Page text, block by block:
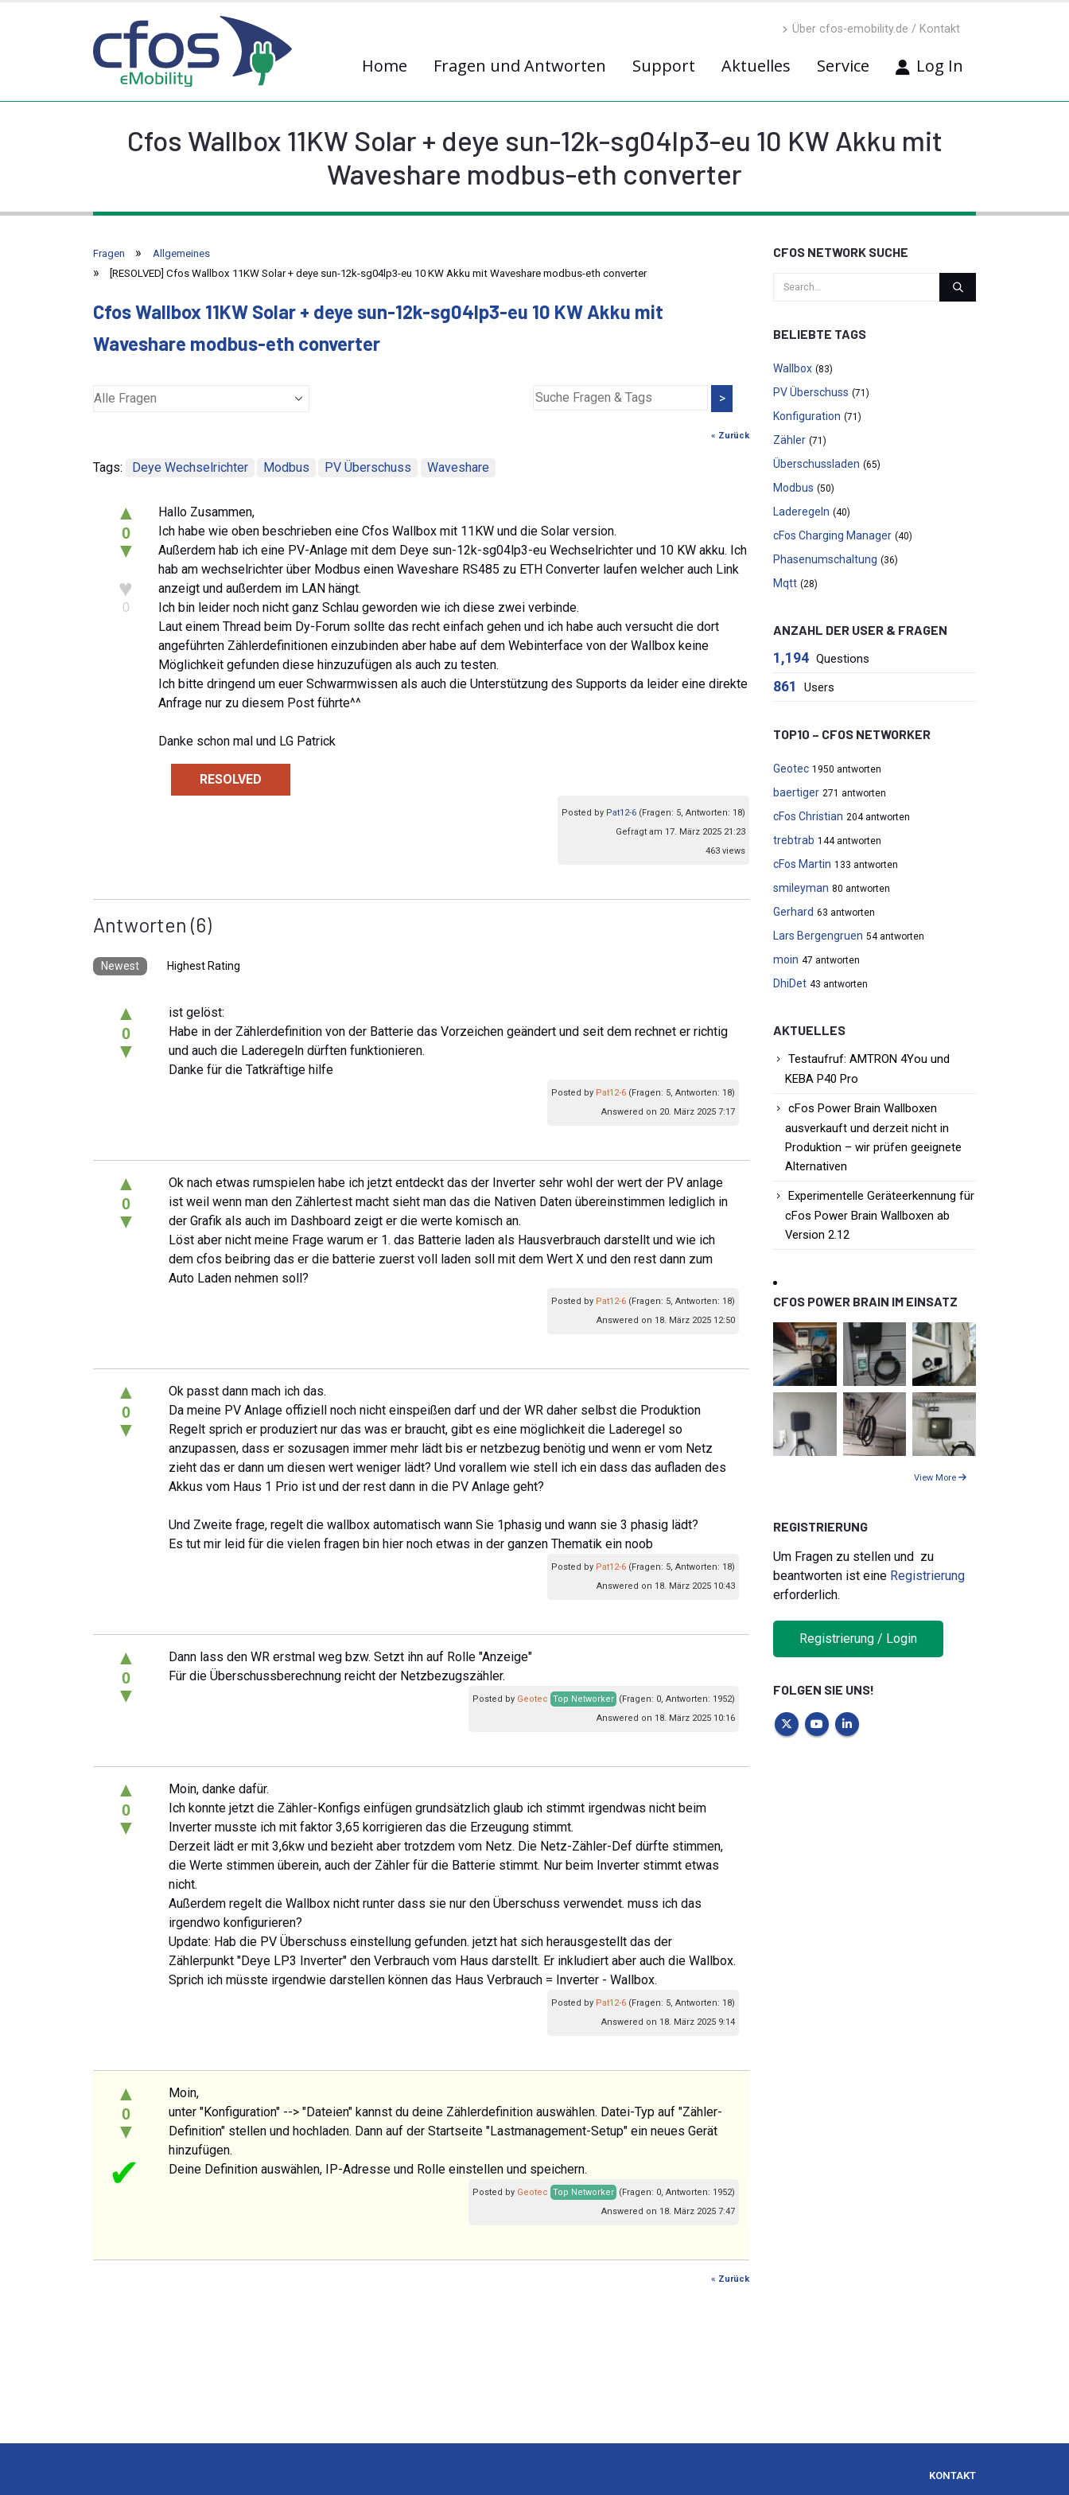
Über cfos-emobility.de / Kontakt
Home Fragen und Antworten Support Aktuelles Service Log In
Cfos Wallbox 11KW Solar + deye sun-12k-sg04lp3-eu 10 KW Akku mit
Waveshare modbus-eth converter
Fragen
Allgemeines
[RESOLVED] Cfos Wallbox 11KW Solar + deye sun-12k-sg04lp3-eu 10 KW Akku mit Waveshare modbus-eth converter
Cfos Wallbox 11KW Solar + deye sun-12k-sg04lp3-eu 10 KW Akku mit
Waveshare modbus-eth converter
>
« Zurück
Tags: Deye Wechselrichter Modbus PV Überschuss Waveshare
▲
0
▼
♥
0
Hallo Zusammen,
Ich habe wie oben beschrieben eine Cfos Wallbox mit 11KW und die Solar version.
Außerdem hab ich eine PV-Anlage mit dem Deye sun-12k-sg04lp3-eu Wechselrichter und 10 KW akku. Ich
hab am wechselrichter über Modbus einen Waveshare RS485 zu ETH Converter laufen welcher auch Link
anzeigt und außerdem im LAN hängt.
Ich bin leider noch nicht ganz Schlau geworden wie ich diese zwei verbinde.
Laut einem Thread beim Dy-Forum sollte das recht einfach gehen und ich habe auch versucht die dort
angeführten Zählerdefinitionen einzubinden aber habe auf dem Webinterface von der Wallbox keine
Möglichkeit gefunden diese hinzuzufügen als auch zu testen.
Ich bitte dringend um euer Schwarmwissen als auch die Unterstützung des Supports da leider eine direkte
Anfrage nur zu diesem Post führte^^
Danke schon mal und LG Patrick
RESOLVED
Posted by Pat12-6 (Fragen: 5, Antworten: 18)
Gefragt am 17. März 2025 21:23
463 views
Antworten (6)
Newest Highest Rating
▲
0
▼
ist gelöst:
Habe in der Zählerdefinition von der Batterie das Vorzeichen geändert und seit dem rechnet er richtig
und auch die Laderegeln dürften funktionieren.
Danke für die Tatkräftige hilfe
Posted by Pat12-6 (Fragen: 5, Antworten: 18)
Answered on 20. März 2025 7:17
▲
0
▼
Ok nach etwas rumspielen habe ich jetzt entdeckt das der Inverter sehr wohl der wert der PV anlage
ist weil wenn man den Zählertest macht sieht man das die Nativen Daten übereinstimmen lediglich in
der Grafik als auch im Dashboard zeigt er die werte komisch an.
Löst aber nicht meine Frage warum er 1. das Batterie laden als Hausverbrauch darstellt und wie ich
dem cfos beibring das er die batterie zuerst voll laden soll mit dem Wert X und den rest dann zum
Auto Laden nehmen soll?
Posted by Pat12-6 (Fragen: 5, Antworten: 18)
Answered on 18. März 2025 12:50
▲
0
▼
Ok passt dann mach ich das.
Da meine PV Anlage offiziell noch nicht einspeißen darf und der WR daher selbst die Produktion
Regelt sprich er produziert nur das was er braucht, gibt es eine möglichkeit die Laderegel so
anzupassen, dass er sozusagen immer mehr lädt bis er netzbezug benötig und wenn er vom Netz
zieht das er dann um diesen wert weniger lädt? Und vorallem wie stell ich ein dass das aufladen des
Akkus vom Haus 1 Prio ist und der rest dann in die PV Anlage geht?
Und Zweite frage, regelt die wallbox automatisch wann Sie 1phasig und wann sie 3 phasig lädt?
Es tut mir leid für die vielen fragen bin hier noch etwas in der ganzen Thematik ein noob
Posted by Pat12-6 (Fragen: 5, Antworten: 18)
Answered on 18. März 2025 10:43
▲
0
▼
Dann lass den WR erstmal weg bzw. Setzt ihn auf Rolle "Anzeige"
Für die Überschussberechnung reicht der Netzbezugszähler.
Posted by Geotec Top Networker (Fragen: 0, Antworten: 1952)
Answered on 18. März 2025 10:16
▲
0
▼
Moin, danke dafür.
Ich konnte jetzt die Zähler-Konfigs einfügen grundsätzlich glaub ich stimmt irgendwas nicht beim
Inverter musste ich mit faktor 3,65 korrigieren das die Erzeugung stimmt.
Derzeit lädt er mit 3,6kw und bezieht aber trotzdem vom Netz. Die Netz-Zähler-Def dürfte stimmen,
die Werte stimmen überein, auch der Zähler für die Batterie stimmt. Nur beim Inverter stimmt etwas
nicht.
Außerdem regelt die Wallbox nicht runter dass sie nur den Überschuss verwendet. muss ich das
irgendwo konfigurieren?
Update: Hab die PV Überschuss einstellung gefunden. jetzt hat sich herausgestellt das der
Zählerpunkt "Deye LP3 Inverter" den Verbrauch vom Haus darstellt. Er inkludiert aber auch die Wallbox.
Sprich ich müsste irgendwie darstellen können das Haus Verbrauch = Inverter - Wallbox.
Posted by Pat12-6 (Fragen: 5, Antworten: 18)
Answered on 18. März 2025 9:14
▲
0
▼
✔
Moin,
unter "Konfiguration" --> "Dateien" kannst du deine Zählerdefinition auswählen. Datei-Typ auf "Zähler-
Definition" stellen und hochladen. Dann auf der Startseite "Lastmanagement-Setup" ein neues Gerät
hinzufügen.
Deine Definition auswählen, IP-Adresse und Rolle einstellen und speichern.
Posted by Geotec Top Networker (Fragen: 0, Antworten: 1952)
Answered on 18. März 2025 7:47
« Zurück
CFOS NETWORK SUCHE
BELIEBTE TAGS
Wallbox (83)
PV Überschuss (71)
Konfiguration (71)
Zähler (71)
Überschussladen (65)
Modbus (50)
Laderegeln (40)
cFos Charging Manager (40)
Phasenumschaltung (36)
Mqtt (28)
ANZAHL DER USER & FRAGEN
1,194 Questions
861 Users
TOP10 – CFOS NETWORKER
Geotec 1950 antworten
baertiger 271 antworten
cFos Christian 204 antworten
trebtrab 144 antworten
cFos Martin 133 antworten
smileyman 80 antworten
Gerhard 63 antworten
Lars Bergengruen 54 antworten
moin 47 antworten
DhiDet 43 antworten
AKTUELLES
Testaufruf: AMTRON 4You und
KEBA P40 Pro
cFos Power Brain Wallboxen
ausverkauft und derzeit nicht in
Produktion – wir prüfen geeignete
Alternativen
Experimentelle Geräteerkennung für
cFos Power Brain Wallboxen ab
Version 2.12
CFOS POWER BRAIN IM EINSATZ
View More
REGISTRIERUNG
Um Fragen zu stellen und zu
beantworten ist eine Registrierung
erforderlich.
Registrierung / Login
FOLGEN SIE UNS!
KONTAKT